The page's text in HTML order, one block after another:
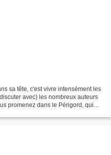
sa tête, c'est vivre intensément les
avec) les nombreux auteurs
promenez dans le Périgord, qui